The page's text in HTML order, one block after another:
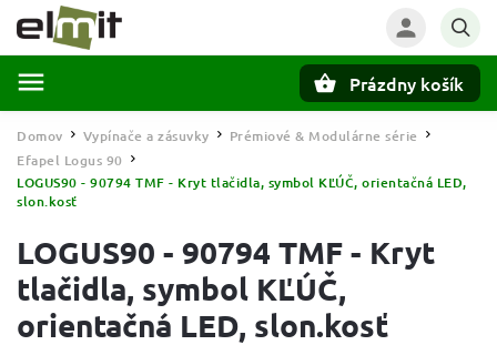
Prázdny košík
Domov / Vypínače a zásuvky / Prémiové & Modulárne série /
Efapel Logus 90 /
LOGUS90 - 90794 TMF - Kryt tlačidla, symbol KĽÚČ, orientačná LED,
slon.kosť
LOGUS90 - 90794 TMF - Kryt
tlačidla, symbol KĽÚČ,
orientačná LED, slon.kosť